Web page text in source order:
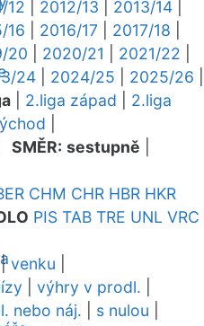
12 2012/13 2013/14
16 2016/17 2017/18
20 2020/21 2021/22
24 2024/25 2025/26
2.liga západ
2.liga
SMĚR: sestupně
CHM CHR HBR HKR
PIS TAB TRE UNL VRC
venku
výhry v prodl.
nebo náj. s nulou